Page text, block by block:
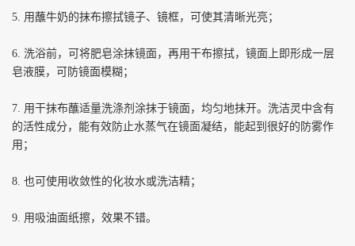
5. 用蘸牛奶的抹布擦拭镜子、镜框，可使其清晰光亮；
6. 洗浴前，可将肥皂涂抹镜面，再用干布擦拭，镜面上即形成一层
皂液膜，可防镜面模糊；
7. 用干抹布蘸适量洗涤剂涂抹于镜面，均匀地抹开。洗洁灵中含有
的活性成分，能有效防止水蒸气在镜面凝结，能起到很好的防雾作
用；
8. 也可使用收敛性的化妆水或洗洁精；
9. 用吸油面纸擦，效果不错。